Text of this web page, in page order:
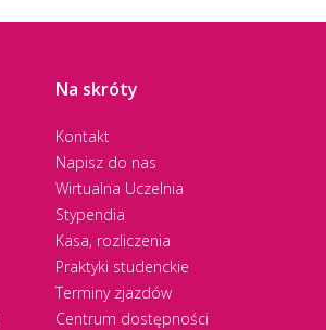
Na skróty
Kontakt
Napisz do nas
Wirtualna Uczelnia
Stypendia
Kasa, rozliczenia
Praktyki studenckie
Terminy zjazdów
Centrum dostępności